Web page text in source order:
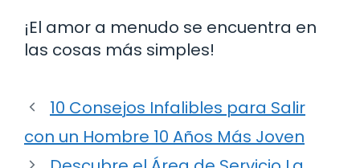
¡El amor a menudo se encuentra en
las cosas más simples!
10 Consejos Infalibles para Salir
con un Hombre 10 Años Más Joven